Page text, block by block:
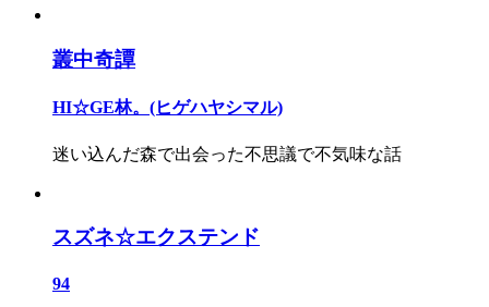
叢中奇譚
HI☆GE林。(ヒゲハヤシマル)
迷い込んだ森で出会った不思議で不気味な話
スズネ☆エクステンド
94